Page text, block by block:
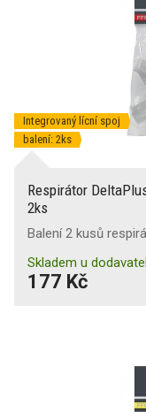
Integrovaný lícní spoj
balení: 2ks
Respirátor
2ks
Balení 2 kusů
Skladem u
177 Kč